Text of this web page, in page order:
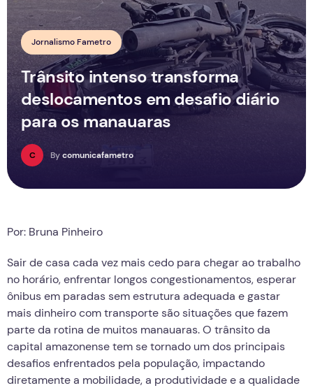
Jornalismo Fametro
Trânsito intenso transforma
deslocamentos em desafio diário
para os manauaras
C Bycomunicafametro
Por: Bruna Pinheiro
Sair de casa cada vez mais cedo para chegar ao trabalho
no horário, enfrentar longos congestionamentos, esperar
ônibus em paradas sem estrutura adequada e gastar
mais dinheiro com transporte são situações que fazem
parte da rotina de muitos manauaras. O trânsito da
capital amazonense tem se tornado um dos principais
desafios enfrentados pela população, impactando
diretamente a mobilidade, a produtividade e a qualidade